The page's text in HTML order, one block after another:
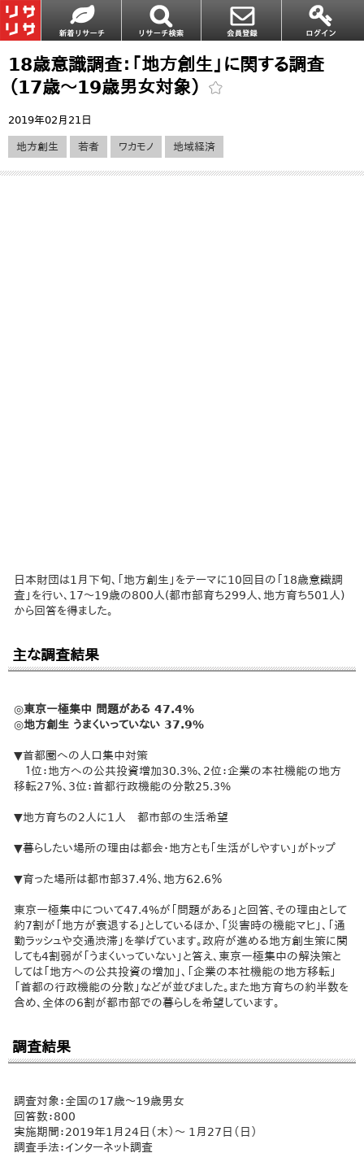
18歳意識調査：「地方創生」に関する調査
（17歳～19歳男女対象）
2019年02月21日
地方創生 若者 ワカモノ 地域経済
日本財団は1月下旬、「地方創生」をテーマに10回目の「18歳意識調
査」を行い、17～19歳の800人(都市部育ち299人、地方育ち501人)
から回答を得ました。
主な調査結果
◎東京一極集中 問題がある 47.4%
◎地方創生 うまくいっていない 37.9%
▼首都圏への人口集中対策
１位：地方への公共投資増加30.3%、2位：企業の本社機能の地方
移転27％、3位：首都行政機能の分散25.3%
▼地方育ちの2人に1人 都市部の生活希望
▼暮らしたい場所の理由は都会・地方とも「生活がしやすい」がトップ
▼育った場所は都市部37.4％、地方62.6％
東京一極集中について47.4%が「問題がある」と回答、その理由として
約7割が「地方が衰退する」としているほか、「災害時の機能マヒ」、「通
勤ラッシュや交通渋滞」を挙げています。政府が進める地方創生策に関
しても4割弱が「うまくいっていない」と答え、東京一極集中の解決策と
しては「地方への公共投資の増加」、「企業の本社機能の地方移転」
「首都の行政機能の分散」などが並びました。また地方育ちの約半数を
含め、全体の6割が都市部での暮らしを希望しています。
調査結果
調査対象：全国の17歳～19歳男女
回答数：800
実施期間：2019年1月24日（木）～ 1月27日（日）
調査手法：インターネット調査